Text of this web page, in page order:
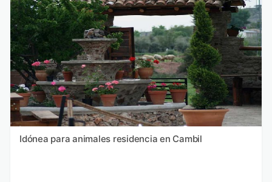
Idónea para animales residencia en Cambil